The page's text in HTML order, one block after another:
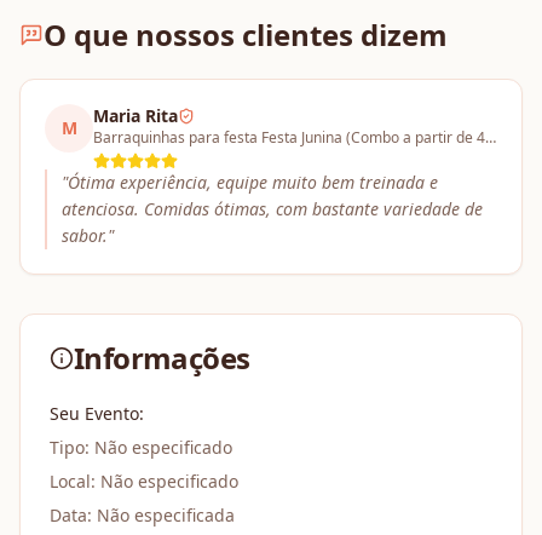
O que nossos clientes dizem
M
Maria Rita
Barraquinhas para festa Festa Junina (Combo a partir de 4 barracas)
"Ótima experiência, equipe muito bem treinada e
atenciosa. Comidas ótimas, com bastante variedade de
sabor."
Informações
Seu Evento:
Tipo: Não especificado
Local: Não especificado
Data: Não especificada